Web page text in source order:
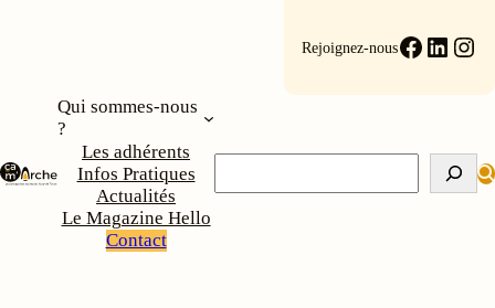
Rejoignez-nous
Qui sommes-nous
?
Les adhérents
Infos Pratiques
Actualités
Le Magazine Hello
Contact